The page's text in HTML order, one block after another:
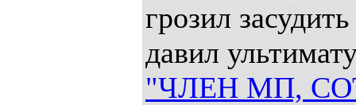
грозил
давил
"ЧЛЕН МП,